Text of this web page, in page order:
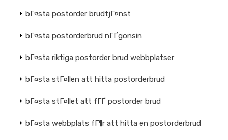
bГ¤sta postorder brudtjГ¤nst
bГ¤sta postorderbrud nГҐgonsin
bГ¤sta riktiga postorder brud webbplatser
bГ¤sta stГ¤llen att hitta postorderbrud
bГ¤sta stГ¤llet att fГҐ postorder brud
bГ¤sta webbplats fГ¶r att hitta en postorderbrud